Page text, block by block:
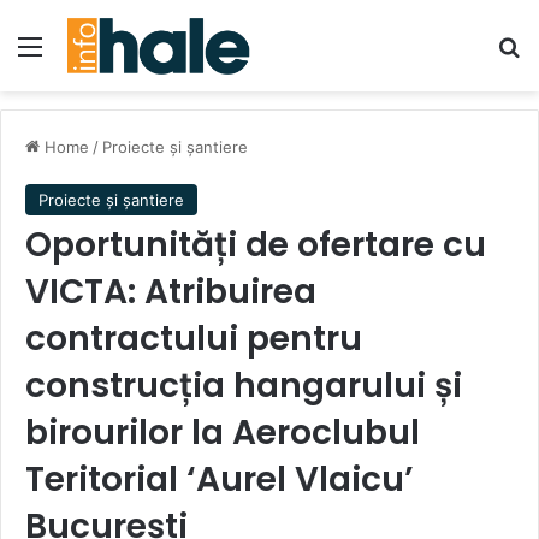
Menu
Home / Proiecte și șantiere
Proiecte și șantiere
Oportunități de ofertare cu
VICTA: Atribuirea
contractului pentru
construcția hangarului și
birourilor la Aeroclubul
Teritorial ‘Aurel Vlaicu’
București